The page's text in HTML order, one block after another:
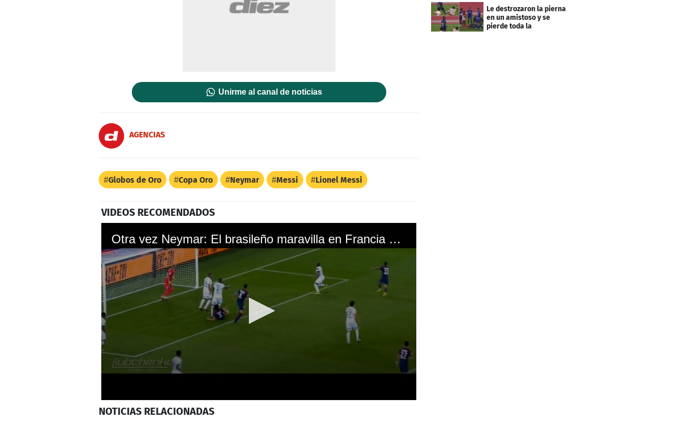
Unirme al canal de noticias
AGENCIAS
Globos de Oro Copa Oro Neymar Messi Lionel Messi
VIDEOS RECOMENDADOS
Otra vez Neymar: El brasileño maravilla en Francia con esta jugada
seconds
NOTICIAS RELACIONADAS
Le destrozaron la pierna
en un amistoso y se
pierde toda la